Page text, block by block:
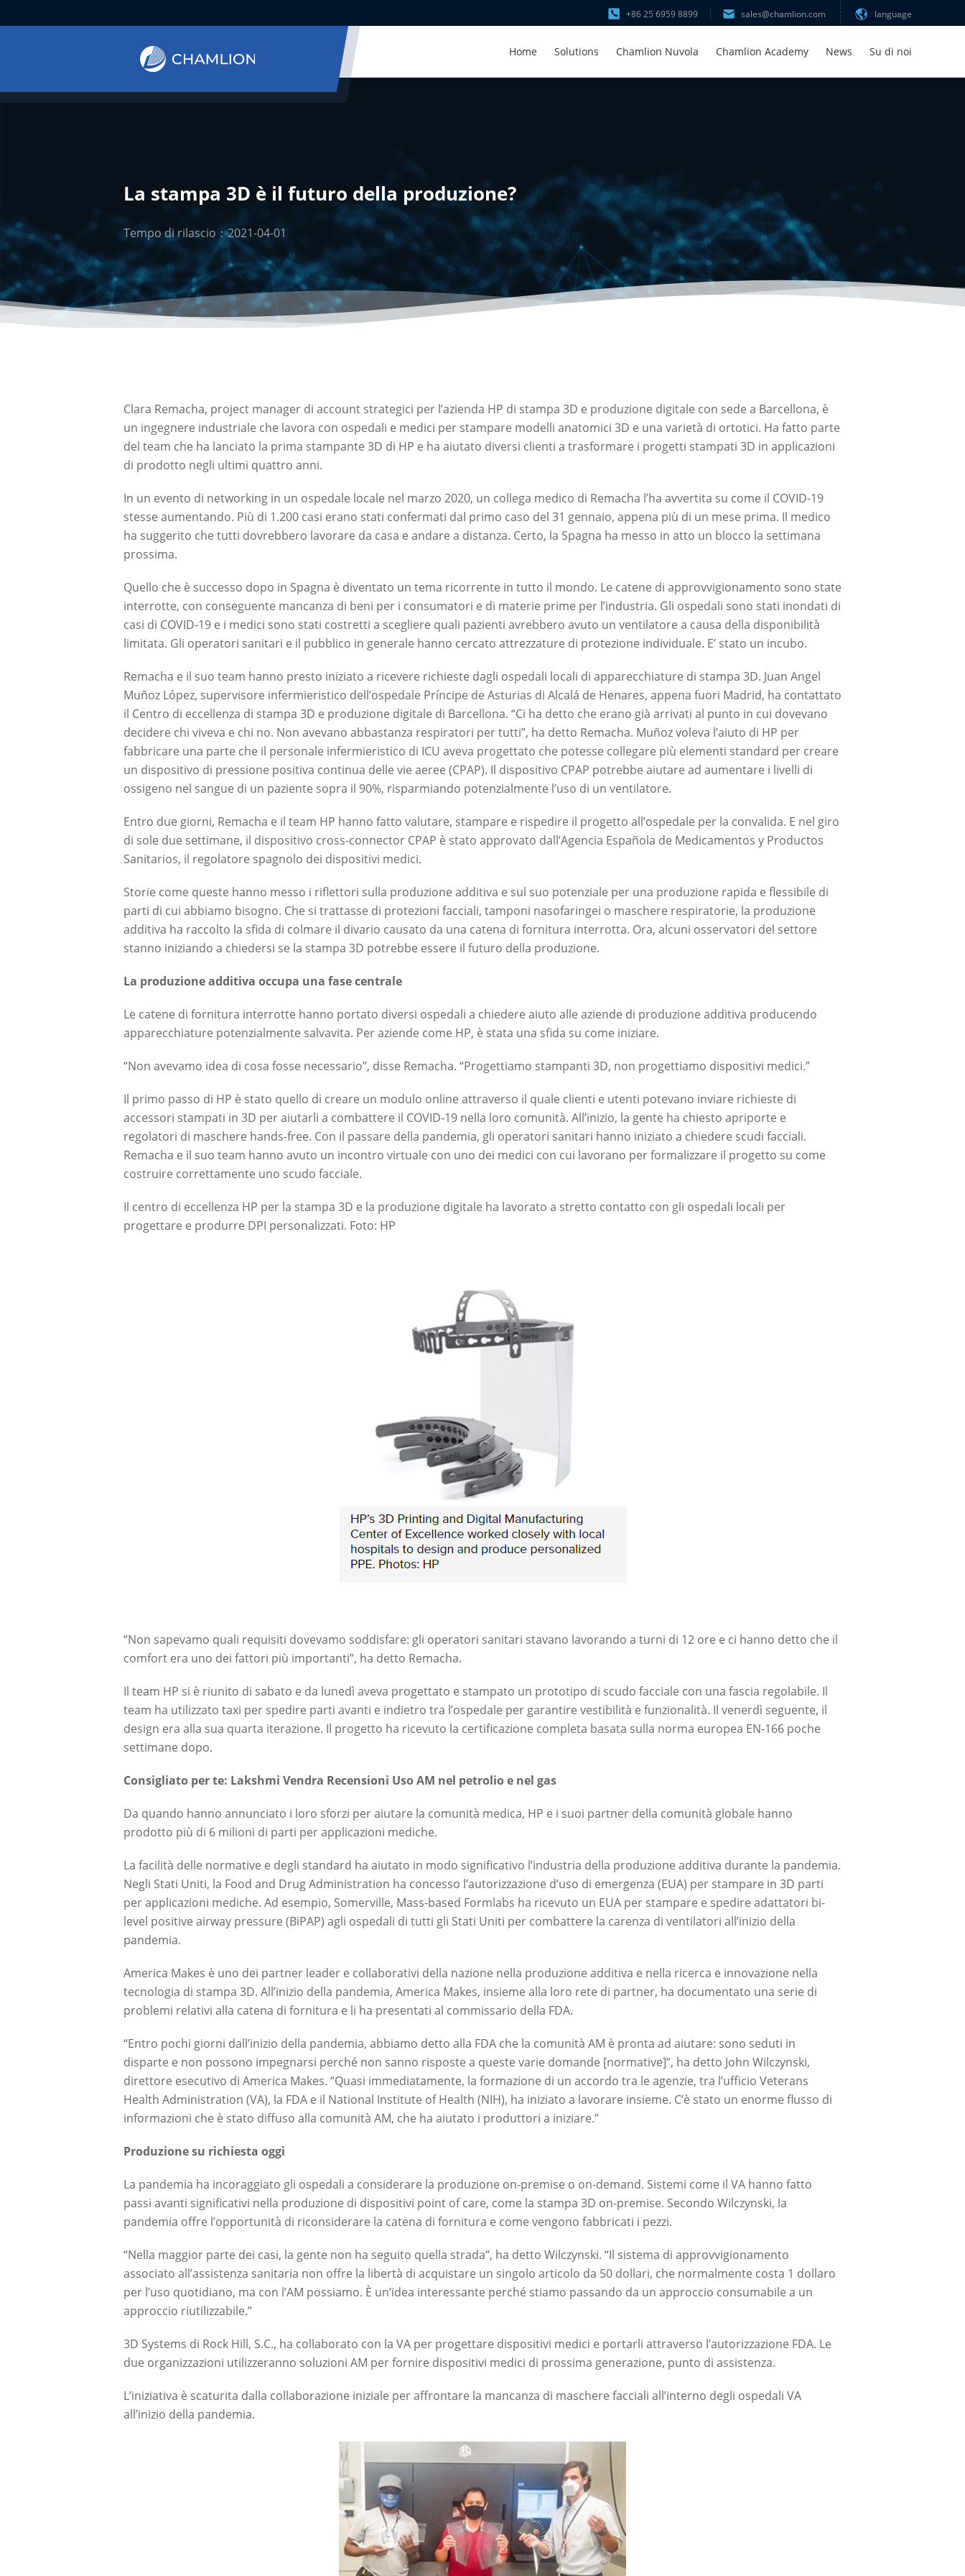
+86 25 6959 8899 sales@chamlion.com language
Home Solutions Chamlion Nuvola Chamlion Academy News Su di noi
La stampa 3D è il futuro della produzione?
Tempo di rilascio：2021-04-01
Clara Remacha, project manager di account strategici per l’azienda HP di stampa 3D e produzione digitale con sede a Barcellona, è
un ingegnere industriale che lavora con ospedali e medici per stampare modelli anatomici 3D e una varietà di ortotici. Ha fatto parte
del team che ha lanciato la prima stampante 3D di HP e ha aiutato diversi clienti a trasformare i progetti stampati 3D in applicazioni
di prodotto negli ultimi quattro anni.
In un evento di networking in un ospedale locale nel marzo 2020, un collega medico di Remacha l’ha avvertita su come il COVID-19
stesse aumentando. Più di 1.200 casi erano stati confermati dal primo caso del 31 gennaio, appena più di un mese prima. Il medico
ha suggerito che tutti dovrebbero lavorare da casa e andare a distanza. Certo, la Spagna ha messo in atto un blocco la settimana
prossima.
Quello che è successo dopo in Spagna è diventato un tema ricorrente in tutto il mondo. Le catene di approvvigionamento sono state
interrotte, con conseguente mancanza di beni per i consumatori e di materie prime per l’industria. Gli ospedali sono stati inondati di
casi di COVID-19 e i medici sono stati costretti a scegliere quali pazienti avrebbero avuto un ventilatore a causa della disponibilità
limitata. Gli operatori sanitari e il pubblico in generale hanno cercato attrezzature di protezione individuale. E’ stato un incubo.
Remacha e il suo team hanno presto iniziato a ricevere richieste dagli ospedali locali di apparecchiature di stampa 3D. Juan Angel
Muñoz López, supervisore infermieristico dell’ospedale Príncipe de Asturias di Alcalá de Henares, appena fuori Madrid, ha contattato
il Centro di eccellenza di stampa 3D e produzione digitale di Barcellona. “Ci ha detto che erano già arrivati al punto in cui dovevano
decidere chi viveva e chi no. Non avevano abbastanza respiratori per tutti”, ha detto Remacha. Muñoz voleva l’aiuto di HP per
fabbricare una parte che il personale infermieristico di ICU aveva progettato che potesse collegare più elementi standard per creare
un dispositivo di pressione positiva continua delle vie aeree (CPAP). Il dispositivo CPAP potrebbe aiutare ad aumentare i livelli di
ossigeno nel sangue di un paziente sopra il 90%, risparmiando potenzialmente l’uso di un ventilatore.
Entro due giorni, Remacha e il team HP hanno fatto valutare, stampare e rispedire il progetto all’ospedale per la convalida. E nel giro
di sole due settimane, il dispositivo cross-connector CPAP è stato approvato dall’Agencia Española de Medicamentos y Productos
Sanitarios, il regolatore spagnolo dei dispositivi medici.
Storie come queste hanno messo i riflettori sulla produzione additiva e sul suo potenziale per una produzione rapida e flessibile di
parti di cui abbiamo bisogno. Che si trattasse di protezioni facciali, tamponi nasofaringei o maschere respiratorie, la produzione
additiva ha raccolto la sfida di colmare il divario causato da una catena di fornitura interrotta. Ora, alcuni osservatori del settore
stanno iniziando a chiedersi se la stampa 3D potrebbe essere il futuro della produzione.
La produzione additiva occupa una fase centrale
Le catene di fornitura interrotte hanno portato diversi ospedali a chiedere aiuto alle aziende di produzione additiva producendo
apparecchiature potenzialmente salvavita. Per aziende come HP, è stata una sfida su come iniziare.
“Non avevamo idea di cosa fosse necessario”, disse Remacha. “Progettiamo stampanti 3D, non progettiamo dispositivi medici.”
Il primo passo di HP è stato quello di creare un modulo online attraverso il quale clienti e utenti potevano inviare richieste di
accessori stampati in 3D per aiutarli a combattere il COVID-19 nella loro comunità. All’inizio, la gente ha chiesto apriporte e
regolatori di maschere hands-free. Con il passare della pandemia, gli operatori sanitari hanno iniziato a chiedere scudi facciali.
Remacha e il suo team hanno avuto un incontro virtuale con uno dei medici con cui lavorano per formalizzare il progetto su come
costruire correttamente uno scudo facciale.
Il centro di eccellenza HP per la stampa 3D e la produzione digitale ha lavorato a stretto contatto con gli ospedali locali per
progettare e produrre DPI personalizzati. Foto: HP
“Non sapevamo quali requisiti dovevamo soddisfare: gli operatori sanitari stavano lavorando a turni di 12 ore e ci hanno detto che il
comfort era uno dei fattori più importanti”, ha detto Remacha.
Il team HP si è riunito di sabato e da lunedì aveva progettato e stampato un prototipo di scudo facciale con una fascia regolabile. Il
team ha utilizzato taxi per spedire parti avanti e indietro tra l’ospedale per garantire vestibilità e funzionalità. Il venerdì seguente, il
design era alla sua quarta iterazione. Il progetto ha ricevuto la certificazione completa basata sulla norma europea EN-166 poche
settimane dopo.
Consigliato per te: Lakshmi Vendra Recensioni Uso AM nel petrolio e nel gas
Da quando hanno annunciato i loro sforzi per aiutare la comunità medica, HP e i suoi partner della comunità globale hanno
prodotto più di 6 milioni di parti per applicazioni mediche.
La facilità delle normative e degli standard ha aiutato in modo significativo l’industria della produzione additiva durante la pandemia.
Negli Stati Uniti, la Food and Drug Administration ha concesso l’autorizzazione d’uso di emergenza (EUA) per stampare in 3D parti
per applicazioni mediche. Ad esempio, Somerville, Mass-based Formlabs ha ricevuto un EUA per stampare e spedire adattatori bi-
level positive airway pressure (BiPAP) agli ospedali di tutti gli Stati Uniti per combattere la carenza di ventilatori all’inizio della
pandemia.
America Makes è uno dei partner leader e collaborativi della nazione nella produzione additiva e nella ricerca e innovazione nella
tecnologia di stampa 3D. All’inizio della pandemia, America Makes, insieme alla loro rete di partner, ha documentato una serie di
problemi relativi alla catena di fornitura e li ha presentati al commissario della FDA.
“Entro pochi giorni dall’inizio della pandemia, abbiamo detto alla FDA che la comunità AM è pronta ad aiutare: sono seduti in
disparte e non possono impegnarsi perché non sanno risposte a queste varie domande [normative]”, ha detto John Wilczynski,
direttore esecutivo di America Makes. “Quasi immediatamente, la formazione di un accordo tra le agenzie, tra l’ufficio Veterans
Health Administration (VA), la FDA e il National Institute of Health (NIH), ha iniziato a lavorare insieme. C’è stato un enorme flusso di
informazioni che è stato diffuso alla comunità AM, che ha aiutato i produttori a iniziare.”
Produzione su richiesta oggi
La pandemia ha incoraggiato gli ospedali a considerare la produzione on-premise o on-demand. Sistemi come il VA hanno fatto
passi avanti significativi nella produzione di dispositivi point of care, come la stampa 3D on-premise. Secondo Wilczynski, la
pandemia offre l’opportunità di riconsiderare la catena di fornitura e come vengono fabbricati i pezzi.
“Nella maggior parte dei casi, la gente non ha seguito quella strada”, ha detto Wilczynski. “Il sistema di approvvigionamento
associato all’assistenza sanitaria non offre la libertà di acquistare un singolo articolo da 50 dollari, che normalmente costa 1 dollaro
per l’uso quotidiano, ma con l’AM possiamo. È un’idea interessante perché stiamo passando da un approccio consumabile a un
approccio riutilizzabile.”
3D Systems di Rock Hill, S.C., ha collaborato con la VA per progettare dispositivi medici e portarli attraverso l’autorizzazione FDA. Le
due organizzazioni utilizzeranno soluzioni AM per fornire dispositivi medici di prossima generazione, punto di assistenza.
L’iniziativa è scaturita dalla collaborazione iniziale per affrontare la mancanza di maschere facciali all’interno degli ospedali VA
all’inizio della pandemia.